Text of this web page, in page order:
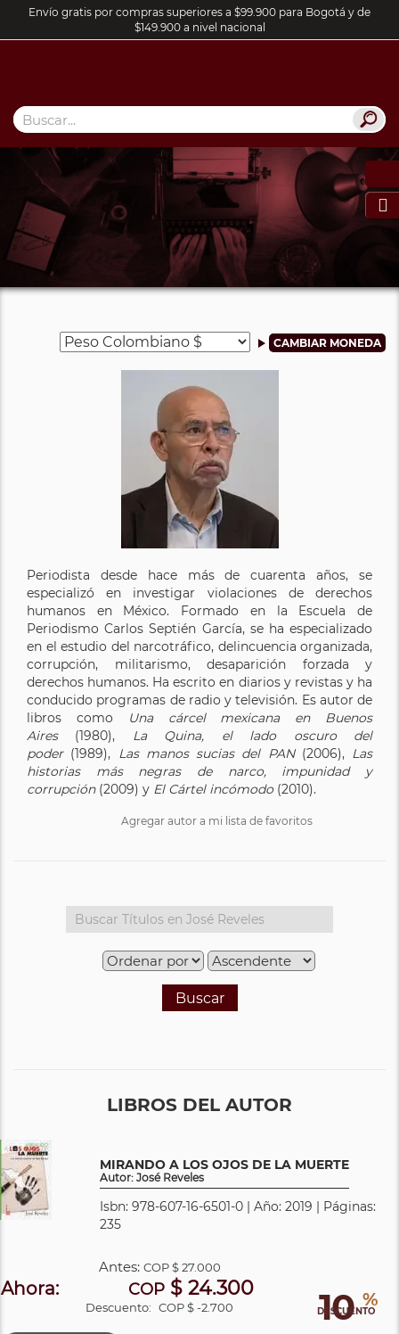
Envío gratis por compras superiores a $99.900 para Bogotá y de
$149.900 a nivel nacional

Periodista desde hace más de cuarenta años, se
especializó en investigar violaciones de derechos
humanos en México. Formado en la Escuela de
Periodismo Carlos Septién García, se ha especializado
en el estudio del narcotráfico, delincuencia organizada,
corrupción, militarismo, desaparición forzada y
derechos humanos. Ha escrito en diarios y revistas y ha
conducido programas de radio y televisión. Es autor de
libros como Una cárcel mexicana en Buenos
Aires(1980), La Quina, el lado oscuro del
poder(1989), Las manos sucias del PAN(2006), Las
historias más negras de narco, impunidad y
corrupción(2009) y El Cártel incómodo(2010).
Agregar autor a mi lista de favoritos
Buscar
LIBROS DEL AUTOR
MIRANDO A LOS OJOS DE LA MUERTE
Autor: José Reveles
Isbn: 978-607-16-6501-0 | Año: 2019 | Páginas:
235
10 %
DESCUENTO
Antes: COP$ 27.000
Ahora: COP$ 24.300
Descuento: COP $ -2.700